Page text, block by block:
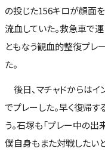
の投じた156キロが顔面
流血していた。救急車で
ともなう観血的整復プレ
た。
後日、マチャドからはイ
でプレーした。早く復帰
う。石塚も「プレー中の
僕自身もまた対戦したい